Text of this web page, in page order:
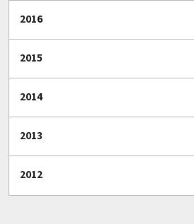
2016
2015
2014
2013
2012